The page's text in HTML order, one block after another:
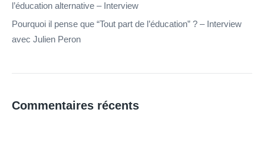
l’éducation alternative – Interview
Pourquoi il pense que “Tout part de l’éducation” ? – Interview
avec Julien Peron
Commentaires récents